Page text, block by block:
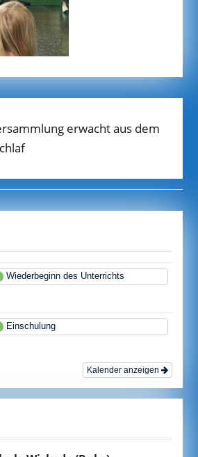
erwacht aus dem
Wiederbeginn des Unterrichts
Einschulung
Kalender anzeigen